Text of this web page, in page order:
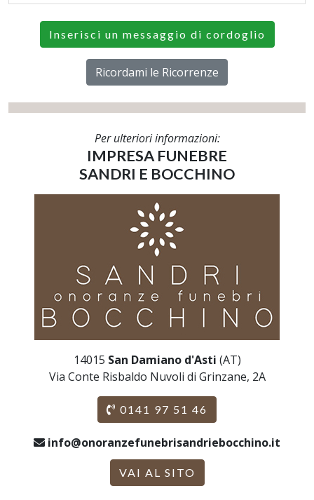
Inserisci un messaggio di cordoglio
Ricordami le Ricorrenze
Per ulteriori informazioni:
IMPRESA FUNEBRE
SANDRI E BOCCHINO
14015 San Damiano d'Asti (AT)
Via Conte Risbaldo Nuvoli di Grinzane, 2A
0141 97 51 46
info@onoranzefunebrisandriebocchino.it
VAI AL SITO